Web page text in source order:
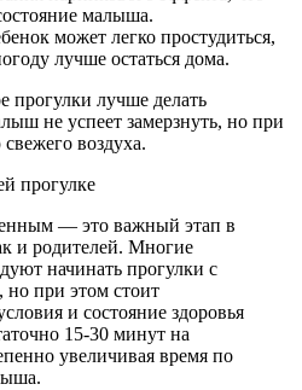
малыша.
может легко простудиться,
лучше остаться дома.
прогулки лучше делать
не успеет замерзнуть, но при
воздуха.
— это важный этап в
и родителей. Многие
начинать прогулки с
при этом стоит
и состояние здоровья
15-30 минут на
увеличивая время по